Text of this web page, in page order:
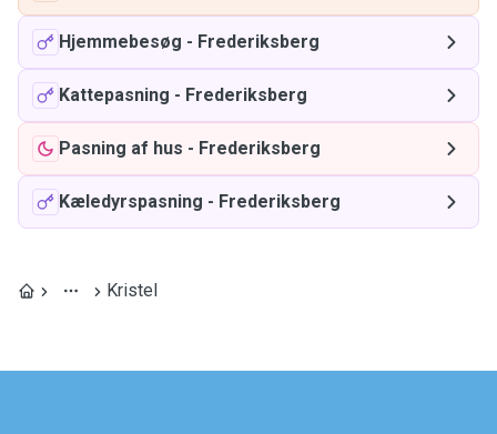
Hjemmebesøg - Frederiksberg
Kattepasning - Frederiksberg
Pasning af hus - Frederiksberg
Kæledyrspasning - Frederiksberg
Kristel